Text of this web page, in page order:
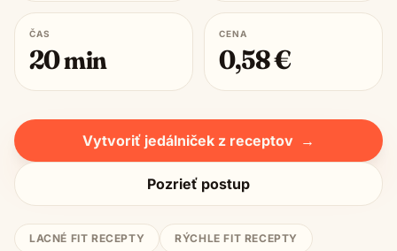
ČAS
20min
CENA
0,58€
Vytvoriť jedálniček z receptov →
Pozrieť postup
LACNÉ FIT RECEPTY RÝCHLE FIT RECEPTY